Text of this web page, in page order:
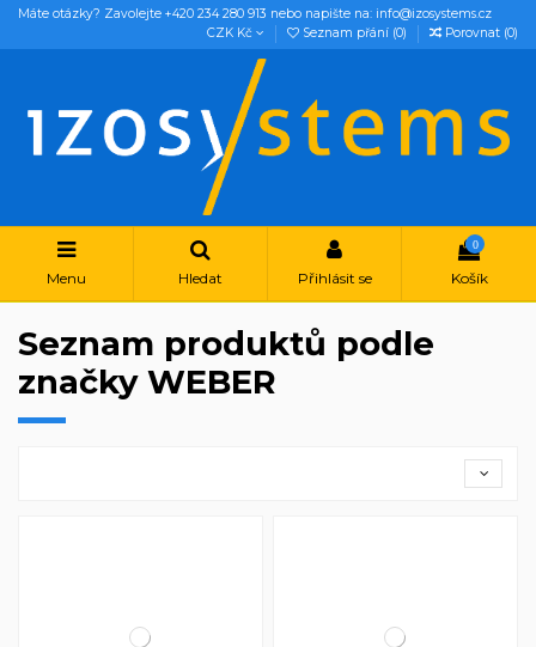
Máte otázky? Zavolejte +420 234 280 913 nebo napište na: info@izosystems.cz
CZK Kč
Seznam přání (0) Porovnat (0)
Menu Hledat Přihlásit se
0
Košík
Seznam produktů podle
značky WEBER